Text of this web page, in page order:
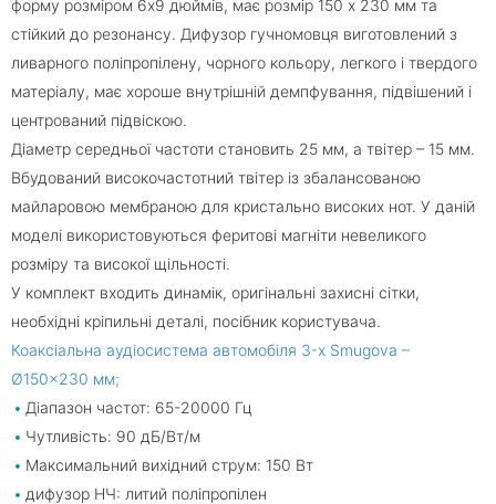
форму розміром 6х9 дюймів, має розмір 150 х 230 мм та
стійкий до резонансу. Дифузор гучномовця виготовлений з
ливарного поліпропілену, чорного кольору, легкого і твердого
матеріалу, має хороше внутрішній демпфування, підвішений і
центрований підвіскою.
Діаметр середньої частоти становить 25 мм, а твітер – 15 мм.
Вбудований високочастотний твітер із збалансованою
майларовою мембраною для кристально високих нот. У даній
моделі використовуються феритові магніти невеликого
розміру та високої щільності.
У комплект входить динамік, оригінальні захисні сітки,
необхідні кріпильні деталі, посібник користувача.
Коаксіальна аудіосистема автомобіля 3-x Smugova –
Ø150x230 мм;
Діапазон частот: 65-20000 Гц
Чутливість: 90 дБ/Вт/м
Максимальний вихідний струм: 150 Вт
дифузор НЧ: литий поліпропілен